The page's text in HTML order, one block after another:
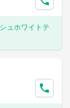
ュホワイトテ